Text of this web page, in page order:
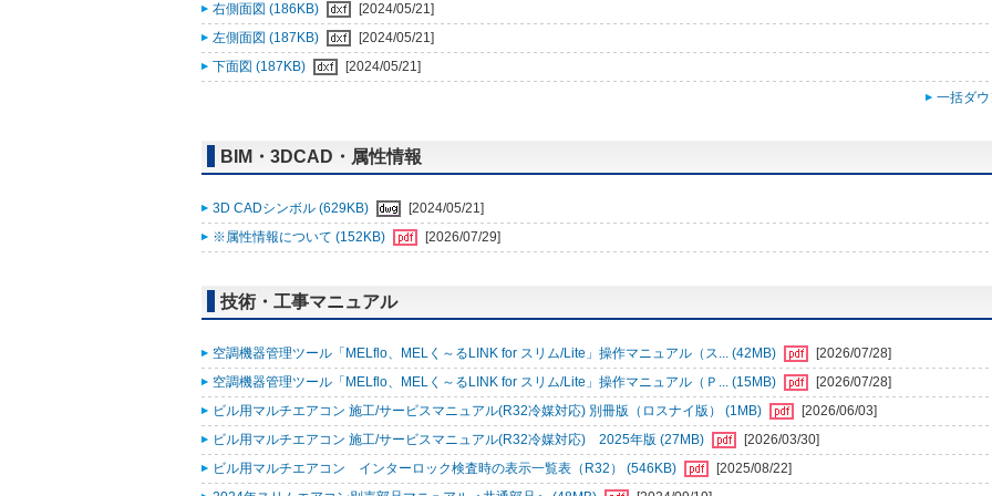
右側面図 (186KB)
[2024/05/21]
左側面図 (187KB)
[2024/05/21]
下面図 (187KB)
[2024/05/21]
一括ダ
BIM・3DCAD・属性情報
3D CADシンボル (629KB)
[2024/05/21]
※属性情報について (152KB)
[2026/07/29]
技術・工事マニュアル
空調機器管理ツール「MELflo、MELく～るLINK for スリム/Lite」操作マニュアル（ス... (42MB)
[2026/07/28]
空調機器管理ツール「MELflo、MELく～るLINK for スリム/Lite」操作マニュアル（Ｐ... (15MB)
[2026/07/28]
ビル用マルチエアコン 施工/サービスマニュアル(R32冷媒対応) 別冊版（ロスナイ版） (1MB)
[2026/06/03]
ビル用マルチエアコン 施工/サービスマニュアル(R32冷媒対応) 2025年版 (27MB)
[2026/03/30]
ビル用マルチエアコン インターロック検査時の表示一覧表（R32） (546KB)
[2025/08/22]